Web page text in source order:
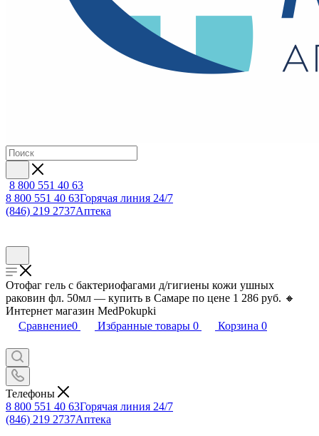
8 800 551 40 63
8 800 551 40 63Горячая линия 24/7
(846) 219 2737Аптека
Отофаг гель с бактериофагами д/гигиены кожи ушных
раковин фл. 50мл — купить в Самаре по цене 1 286 руб. 🔸
Интернет магазин MedPokupki
Сравнение0 Избранные товары 0 Корзина 0
Телефоны
8 800 551 40 63Горячая линия 24/7
(846) 219 2737Аптека